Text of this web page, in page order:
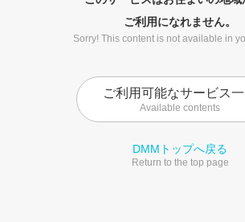
ご利用になれません。
Sorry! This content is not available in
ご利用可能なサービス
Available contents
DMMトップへ戻る
Return to the top page